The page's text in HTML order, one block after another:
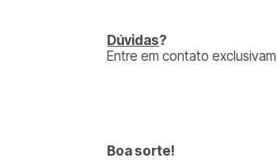
Dúvidas?
Entre em contato
Boa sorte!